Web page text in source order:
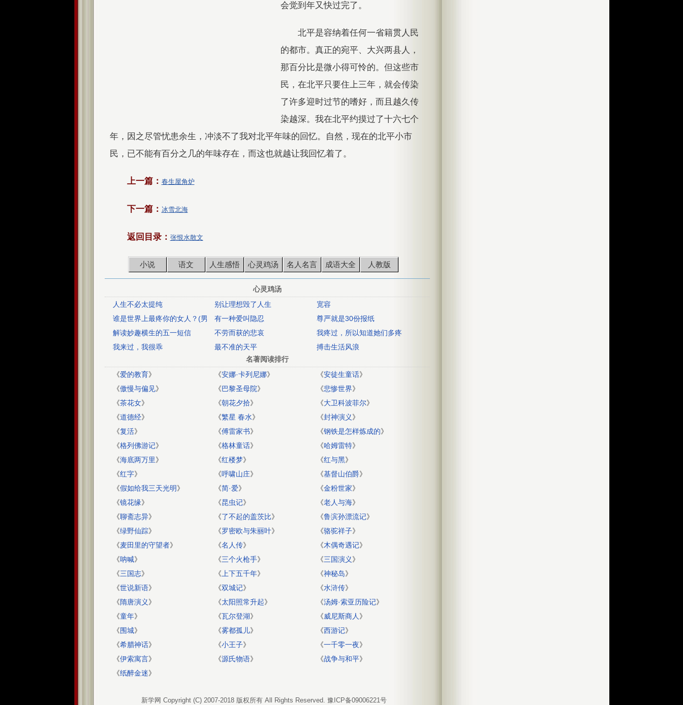
会觉到年又快过完了。
北平是容纳着任何一省籍贯人民
的都市。真正的宛平、大兴两县人，
那百分比是微小得可怜的。但这些市
民，在北平只要住上三年，就会传染
了许多迎时过节的嗜好，而且越久传
染越深。我在北平约摸过了十六七个
年，因之尽管忧患余生，冲淡不了我对北平年味的回忆。自然，现在的北平小市
民，已不能有百分之几的年味存在，而这也就越让我回忆着了。
上一篇： 春生屋角炉
下一篇： 冰雪北海
返回目录： 张恨水散文
小说 语文 人生感悟 心灵鸡汤 名人名言 成语大全 人教版
心灵鸡汤
人生不必太提纯
别让理想毁了人生
宽容
谁是世界上最疼你的女人？(男
人必读,情深感动)
有一种爱叫隐忍
尊严就是30份报纸
解读妙趣横生的五一短信
不劳而获的悲哀
我疼过，所以知道她们多疼
我来过，我很乖
最不准的天平
搏击生活风浪
名著阅读排行
《爱的教育》 《安娜·卡列尼娜》 《安徒生童话》
《傲慢与偏见》 《巴黎圣母院》 《悲惨世界》
《茶花女》 《朝花夕拾》 《大卫科波菲尔》
《道德经》 《繁星 春水》 《封神演义》
《复活》 《傅雷家书》 《钢铁是怎样炼成的》
《格列佛游记》 《格林童话》 《哈姆雷特》
《海底两万里》 《红楼梦》 《红与黑》
《红字》 《呼啸山庄》 《基督山伯爵》
《假如给我三天光明》 《简·爱》 《金粉世家》
《镜花缘》 《昆虫记》 《老人与海》
《聊斋志异》 《了不起的盖茨比》 《鲁滨孙漂流记》
《绿野仙踪》 《罗密欧与朱丽叶》 《骆驼祥子》
《麦田里的守望者》 《名人传》 《木偶奇遇记》
《呐喊》 《三个火枪手》 《三国演义》
《三国志》 《 上下五千年》 《神秘岛》
《世说新语》 《双城记》 《水浒传》
《隋唐演义》 《太阳照常升起》 《汤姆·索亚历险记》
《童年》 《瓦尔登湖》 《威尼斯商人 》
《围城》 《雾都孤儿》 《西游记》
《希腊神话》 《小王子》 《一千零一夜》
《伊索寓言》 《源氏物语》 《战争与和平》
《纸醉金迷》
新学网 Copyright (C) 2007-2018 版权所有 All Rights Reserved. 豫ICP备09006221号